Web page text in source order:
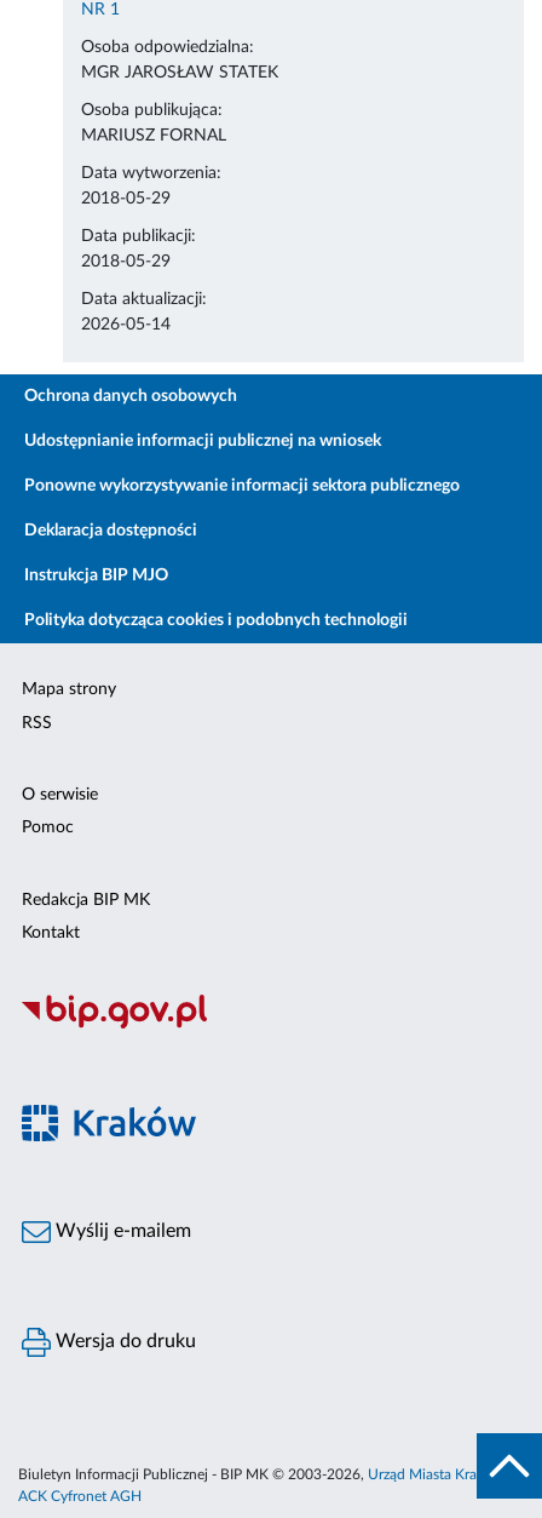
NR 1
Osoba odpowiedzialna:
MGR JAROSŁAW STATEK
Osoba publikująca:
MARIUSZ FORNAL
Data wytworzenia:
2018-05-29
Data publikacji:
2018-05-29
Data aktualizacji:
2026-05-14
Ochrona danych osobowych
Udostępnianie informacji publicznej na wniosek
Ponowne wykorzystywanie informacji sektora publicznego
Deklaracja dostępności
Instrukcja BIP MJO
Polityka dotycząca cookies i podobnych technologii
Mapa strony
RSS
O serwisie
Pomoc
Redakcja BIP MK
Kontakt
Wyślij e-mailem
Wersja do druku
Biuletyn Informacji Publicznej - BIP MK © 2003-2026, Urząd Miasta Krakowa
ACK Cyfronet AGH